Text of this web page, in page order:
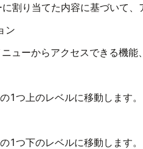
割り当てた内容に基づいて、
ン
ニューからアクセスできる機
1つ上のレベルに移動します。
1つ下のレベルに移動します。